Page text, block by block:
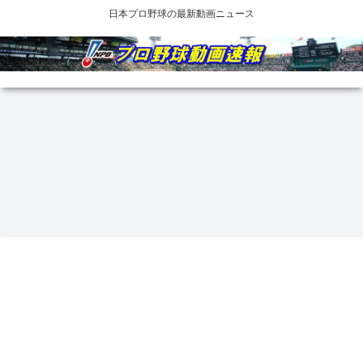
日本プロ野球の最新動画ニュース